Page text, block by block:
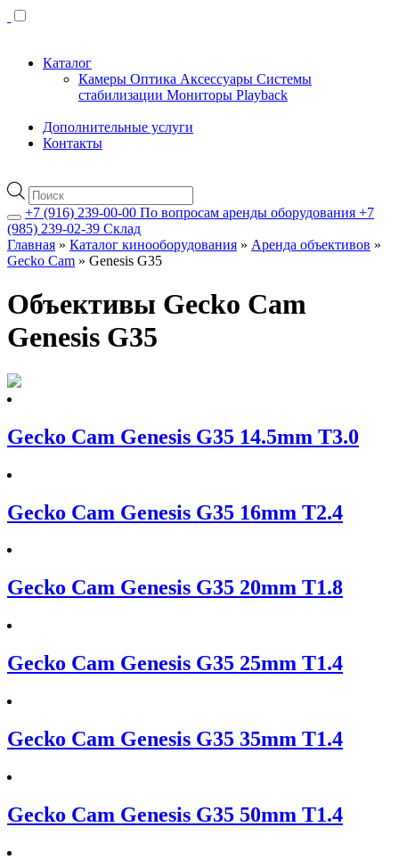
Каталог
Камеры Оптика Аксессуары Системы
стабилизации Мониторы Playback
Дополнительные услуги
Контакты
Поиск
товаров
+7 (916) 239-00-00 По вопросам аренды оборудования +7
(985) 239-02-39 Склад
Главная » Каталог кинооборудования » Аренда объективов »
Gecko Cam » Genesis G35
Объективы Gecko Cam
Genesis G35
Gecko Cam Genesis G35 14.5mm T3.0
Gecko Cam Genesis G35 16mm T2.4
Gecko Cam Genesis G35 20mm T1.8
Gecko Cam Genesis G35 25mm T1.4
Gecko Cam Genesis G35 35mm T1.4
Gecko Cam Genesis G35 50mm T1.4